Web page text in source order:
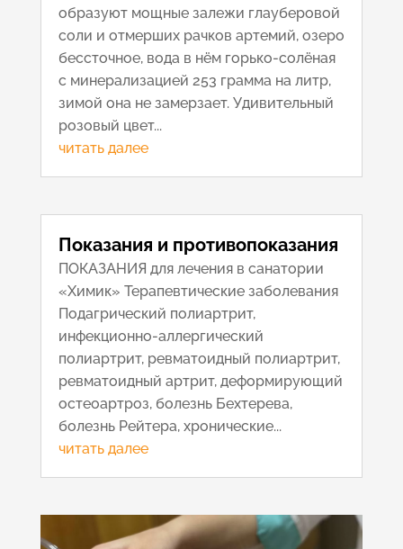
образуют мощные залежи глауберовой
соли и отмерших рачков артемий, озеро
бессточное, вода в нём горько-солёная
с минерализацией 253 грамма на литр,
зимой она не замерзает. Удивительный
розовый цвет...
читать далее
Показания и противопоказания
ПОКАЗАНИЯ для лечения в санатории
«Химик» Терапевтические заболевания
Подагрический полиартрит,
инфекционно-аллергический
полиартрит, ревматоидный полиартрит,
ревматоидный артрит, деформирующий
остеоартроз, болезнь Бехтерева,
болезнь Рейтера, хронические...
читать далее